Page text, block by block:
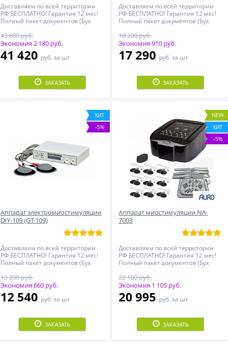
Доставляем по всей территории
РФ БЕСПЛАТНО! Гарантия 12 мес!
Полный пакет документов (Бух
Инструкция, Именной
Сертификат)!
43 600 руб.
Экономия 2 180 руб.
41 420 руб. за шт
ЗАКАЗАТЬ
Доставляем по всей территории
РФ БЕСПЛАТНО! Гарантия 12 мес!
Полный пакет документов (Бух
Инструкция, Именной
Сертификат)!
18 200 руб.
Экономия 910 руб.
17 290 руб. за шт
ЗАКАЗАТЬ
ХИТ
-5%
Аппарат электромиостимуляции
DIY-109 (GT-109)
Доставляем по всей территории
РФ БЕСПЛАТНО! Гарантия 12 мес!
Полный пакет документов (Бух
Инструкция, Именной
Сертификат)!
13 200 руб.
Экономия 660 руб.
12 540 руб. за шт
ЗАКАЗАТЬ
NEW
ХИТ
-5%
Аппарат миостимуляции NA-
7003
Доставляем по всей территории
РФ БЕСПЛАТНО! Гарантия 12 мес!
Полный пакет документов (Бух
Инструкция, Именной
Сертификат)!
22 100 руб.
Экономия 1 105 руб.
20 995 руб. за шт
ЗАКАЗАТЬ